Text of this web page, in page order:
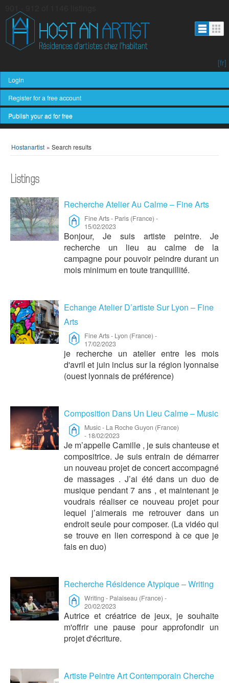
Login
Register for a free account
[fr]
Publish your ad for free
Hostanartist » Search results
Listings
Recherche Atelier Au Calme – Fine Arts
Fine Arts- Paris (France) -
15/02/2023
Bonjour, Je suis artiste peintre. Je
recherche un lieu au calme de la
campagne pour pouvoir peindre durant un
mois minimum en toute tranquillité.
Echange Atelier D’artiste Sur Lyon – Fine
Arts
Fine Arts- Lyon (France) -
17/02/2023
je recherche un atelier entre les mois
d'avril et juin inclus sur la région lyonnaise
(ouest lyonnais de préférence)
Composition Dans Un Lieu Calme – Music
Music- La Roche Guyon (France)
- 18/02/2023
Je m’appelle Camille , je suis chanteuse et
compositrice. Je suis entrain de démarrer
un nouveau projet de concert accompagné
de massages . J’ai été dans un duo de
musique pendant 7 ans , et maintenant je
voudrais réaliser ce nouveau projet pour
lequel j’aimerais me retrouver dans un
endroit seule pour composer. (La vidéo qui
se trouve en lien correspond à ce que je
fais en duo)
Recherche Résidence Atypique – Writing
Writing - Palaiseau (France) -
20/02/2023
Autrice et créatrice de jeux, je souhaite
m'offrir une pause pour approfondir un
projet d'écriture.
Artiste Peintre Art Contemporain Cherche